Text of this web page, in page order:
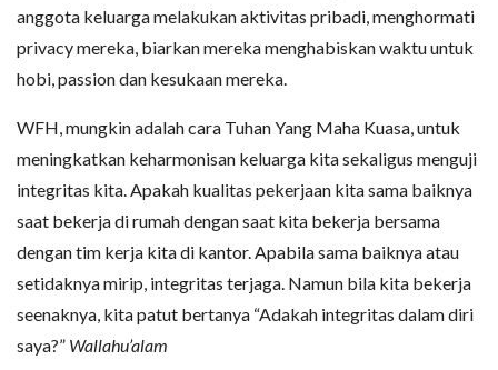
anggota keluarga melakukan aktivitas pribadi, menghormati
privacy mereka, biarkan mereka menghabiskan waktu untuk
hobi, passion dan kesukaan mereka.
WFH, mungkin adalah cara Tuhan Yang Maha Kuasa, untuk
meningkatkan keharmonisan keluarga kita sekaligus menguji
integritas kita. Apakah kualitas pekerjaan kita sama baiknya
saat bekerja di rumah dengan saat kita bekerja bersama
dengan tim kerja kita di kantor. Apabila sama baiknya atau
setidaknya mirip, integritas terjaga. Namun bila kita bekerja
seenaknya, kita patut bertanya “Adakah integritas dalam diri
saya?” Wallahu’alam